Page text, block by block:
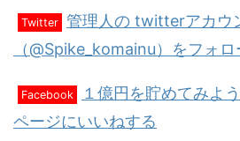
Twitter 管理人の twitterアカウ
（@Spike_komainu）をフォロ
Facebook
１億円を貯めてみよ
ページにいいねする